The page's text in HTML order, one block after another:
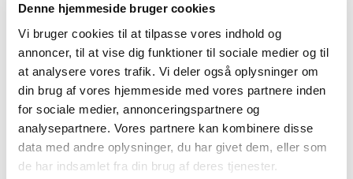
Denne hjemmeside bruger cookies
Vi bruger cookies til at tilpasse vores indhold og
annoncer, til at vise dig funktioner til sociale medier og til
at analysere vores trafik. Vi deler også oplysninger om
din brug af vores hjemmeside med vores partnere inden
for sociale medier, annonceringspartnere og
analysepartnere. Vores partnere kan kombinere disse
data med andre oplysninger, du har givet dem, eller som
de har indsamlet fra din brug af deres tjenester.
5. april 2022
Den aktuelle krig i Ukraine kan have betydning for en
række kliniske lægemiddelforsøg. Både når det gælder…
Lægemiddelstyrelsen præsenterer ny strategi
| 5. april 2022 |
Lægemiddelstyrelsens direktør Lars Bo Nielsen har netop
præsenteret styrelsens nye strategi 2022-26. Strategien…